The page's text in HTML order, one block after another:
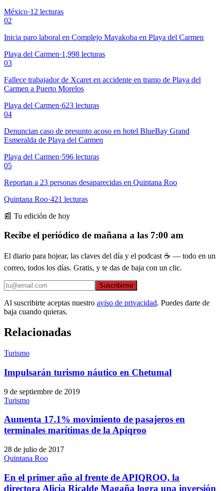
México·12 lecturas
02
Inicia paro laboral en Complejo Mayakoba en Playa del Carmen
Playa del Carmen·1,998 lecturas
03
Fallece trabajador de Xcaret en accidente en tramo de Playa del
Carmen a Puerto Morelos
Playa del Carmen·623 lecturas
04
Denuncian caso de presunto acoso en hotel BlueBay Grand
Esmeralda de Playa del Carmen
Playa del Carmen·596 lecturas
05
Reportan a 23 personas desaparecidas en Quintana Roo
Quintana Roo·421 lecturas
📰 Tu edición de hoy
Recibe el periódico de mañana a las 7:00 am
El diario para hojear, las claves del día y el podcast ☕ — todo en un
correo, todos los días. Gratis, y te das de baja con un clic.
Suscribirme
Al suscribirte aceptas nuestro aviso de privacidad. Puedes darte de
baja cuando quieras.
Relacionadas
Turismo
Impulsarán turismo náutico en Chetumal
9 de septiembre de 2019
Turismo
Aumenta 17.1% movimiento de pasajeros en
terminales marítimas de la Apiqroo
28 de julio de 2017
Quintana Roo
En el primer año al frente de APIQROO, la
directora Alicia Ricalde Magaña logra una inversión